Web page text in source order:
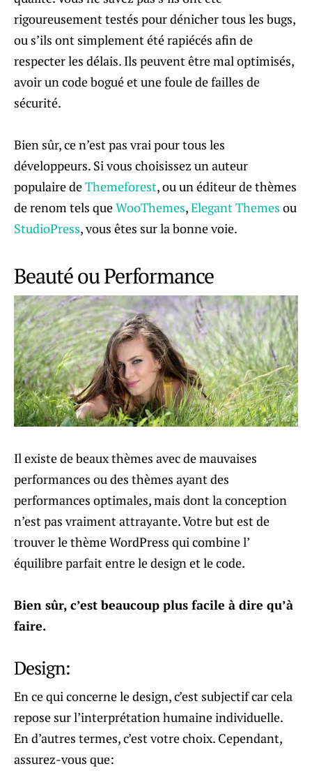
rigoureusement testés pour dénicher tous les bugs,
ou s’ils ont simplement été rapiécés afin de
respecter les délais. Ils peuvent être mal optimisés,
avoir un code bogué et une foule de failles de
sécurité.
Bien sûr, ce n’est pas vrai pour tous les
développeurs. Si vous choisissez un auteur
populaire deThemeforest, ou un éditeur de thèmes
de renom tels queWooThemes,Elegant Themes ou
StudioPress, vous êtes sur la bonne voie.
Beauté ou Performance
Il existe de beaux thèmes avec de mauvaises
performances ou des thèmes ayant des
performances optimales, mais dont la conception
n’est pas vraiment attrayante. Votre but est de
trouver le thème WordPress qui combine l’
équilibre parfait entre le design et le code.
Bien sûr, c’est beaucoup plus facile à dire qu’à
faire.
Design:
En ce qui concerne le design, c’est subjectif car cela
repose sur l’interprétation humaine individuelle.
En d’autres termes, c’est votre choix. Cependant,
assurez-vous que: